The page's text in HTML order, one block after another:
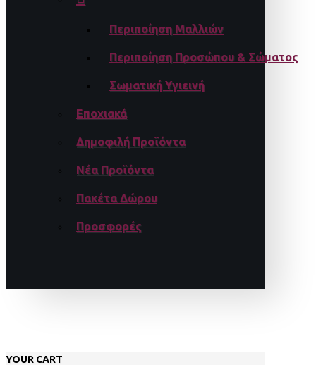
Περιποίηση Μαλλιών
Περιποίηση Προσώπου & Σώματος
Σωματική Υγιεινή
Εποχιακά
Δημοφιλή Προϊόντα
Νέα Προϊόντα
Πακέτα Δώρου
Προσφορές
YOUR CART